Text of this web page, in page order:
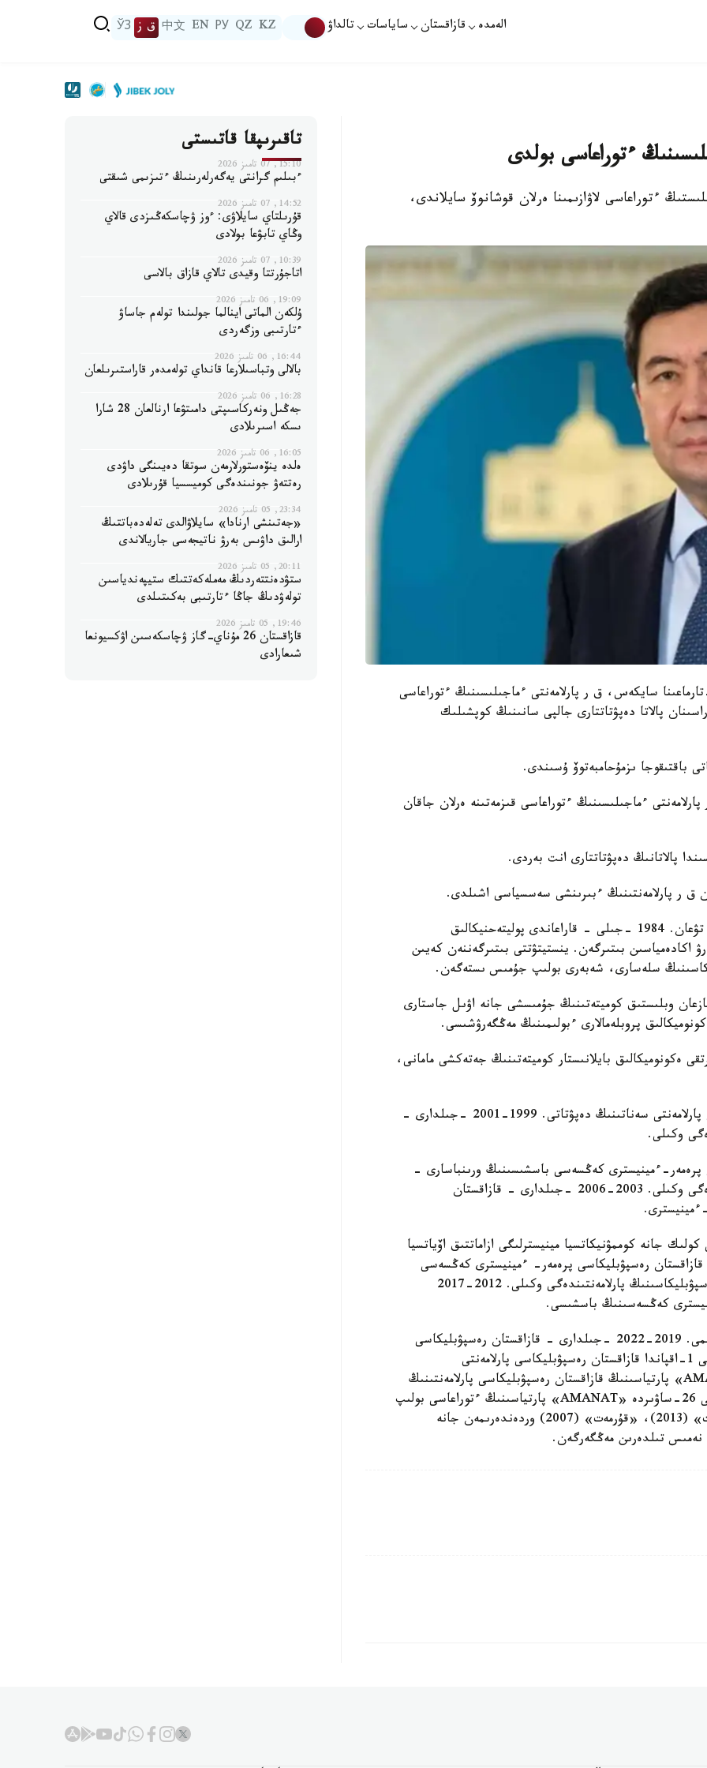
الەمدە قازاقستان ساياسات تالداۋ KZ
QZ
РУ
EN
中文 ق ز ЎЗ
ءتوراعاسى بولدى
ءتوراعاسى لاۋازىمىنا ەرلان قوشانوۆ سايلاندى،
ايتقاندا، ق ر كونستيتۋتسياسى 58-بابىنىڭ 1-تارماعىنا سايكەس، ق ر پارلامەنتى ءماجىلىسىنىڭ ءتوراعاسى
پالاتا دەپۋتاتتارى جالپى سانىنىڭ كوپشىلىك
باقتىقوجا ىزمۇحامبەتوۆ ۇسىندى.
ءماجىلىسىنىڭ ءتوراعاسى قىزمەتىنە ەرلان جاقان
پالاتانىڭ دەپۋتاتتارى انت بەردى.
ەرلان جاقان ۇلى 1962 -جىلى قاراعاندى وبلىسىندا تۋعان. 1984 -جىلى - قاراعاندى پوليتەحنيكالىق
باسقارۋ اكادەمياسىن بىتىرگەن. ينستيتۋتتى بىتىرگەننەن كەيىن
سلەسارى، شەبەرى بولىپ جۇمىس ىستەگەن.
وبلىستىق كوميتەتىنىڭ جۇمىسشى جانە اۋىل جاستارى
پروبلەمالارى ءبولىمىنىڭ مەڭگەرۋشىسى.
ەكونوميكالىق بايلانىستار كوميتەتىنىڭ جەتەكشى مامانى،
1995-1999 -جىلدارى - قازاقستان رەسپۋبليكاسى پارلامەنتى سەناتىنىڭ دەپۋتاتى. 1999-2001 -جىلدارى -
وكىلى.
پرەمەر-ءمينيسترى كەڭسەسى باسشىسىنىڭ ورىنباسارى -
ۇكىمەتتىڭ قازاقستان رەسپۋبليكاسىنىڭ پارلامەنتىندەگى وكىلى. 2003-2006 -جىلدارى - قازاقستان
ءمينيسترى.
كولىك جانە كوممۋنيكاتسيا مينيسترلىگى ازاماتتىق اۆياتسيا
2007-2012 -جىلدارى - قازاقستان رەسپۋبليكاسى پرەمەر- ءمينيسترى كەڭسەسى
باسشىسىنىڭ ورىنباسارى - ۇكىمەتتىڭ قازاقستان رەسپۋبليكاسىنىڭ پارلامەنتىندەگى وكىلى. 2012-2017
كەڭسەسىنىڭ باسشىسى.
2017-2019 -جىلدارى - قاراعاندى وبلىسىنىڭ اكىمى. 2019-2022 -جىلدارى - قازاقستان رەسپۋبليكاسى
پرەزيدەنتى اكىمشىلىگىنىڭ باسشىسى. 2022 -جىلعى 1-اقپاندا قازاقستان رەسپۋبليكاسى پارلامەنتى
ءماجىلىسىنىڭ ءتوراعاسى بولىپ سايلاندى. «AMANAT» پارتياسىنىڭ قازاقستان رەسپۋبليكاسى پارلامەنتىنىڭ
ماجىلىسىندەگى فراكسيا جەتەكشىسى. 2022 -جىلعى 26-ساۋىردە «AMANAT» پارتياسىنىڭ ءتوراعاسى بولىپ
سايلاندى. I دارەجەلى «بارىس» (2021)، «پاراسات» (2013)، «قۇرمەت» (2007) وردەندەرىمەن جانە
نەمىس تىلدەرىن مەڭگەرگەن.
تاقىرىپقا قاتىستى
15:10, 07 تامىز 2026
ءبىلىم گرانتى يەگەرلەرىنىڭ ءتىزىمى شىقتى
14:52, 07 تامىز 2026
قۇرىلتاي سايلاۋى: ءوز ۋچاسكەڭىزدى قالاي
وڭاي تابۋعا بولادى
10:39, 07 تامىز 2026
اتاجۇرتتا وقيدى تالاي قازاق بالاسى
19:09, 06 تامىز 2026
ۇلكەن الماتى اينالما جولىندا تولەم جاساۋ
ءتارتىبى وزگەردى
16:44, 06 تامىز 2026
بالالى وتباسىلارعا قانداي تولەمدەر قاراستىرىلعان
16:28, 06 تامىز 2026
جەڭىل ونەركاسىپتى دامىتۋعا ارنالعان 28 شارا
ىسكە اسىرىلادى
16:05, 06 تامىز 2026
ەلدە ينۆەستورلارمەن سوتقا دەيىنگى داۋدى
رەتتەۋ جونىندەگى كوميسسيا قۇرىلادى
23:34, 05 تامىز 2026
«جەتىنشى ارنادا» سايلاۋالدى تەلەدەباتتىڭ
ارالىق داۋىس بەرۋ ناتيجەسى جاريالاندى
20:11, 05 تامىز 2026
ستۋدەنتتەردىڭ مەملەكەتتىك ستيپەندياسىن
تولەۋدىڭ جاڭا ءتارتىبى بەكىتىلدى
19:46, 05 تامىز 2026
قازاقستان 26 مۇناي-گاز ۋچاسكەسىن اۋكسيونعا
شىعارادى